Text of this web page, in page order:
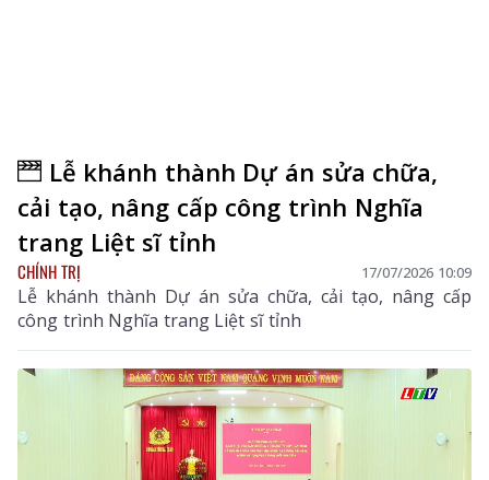
Lễ khánh thành Dự án sửa chữa,
cải tạo, nâng cấp công trình Nghĩa
trang Liệt sĩ tỉnh
CHÍNH TRỊ 17/07/2026 10:09
Lễ khánh thành Dự án sửa chữa, cải tạo, nâng cấp
công trình Nghĩa trang Liệt sĩ tỉnh